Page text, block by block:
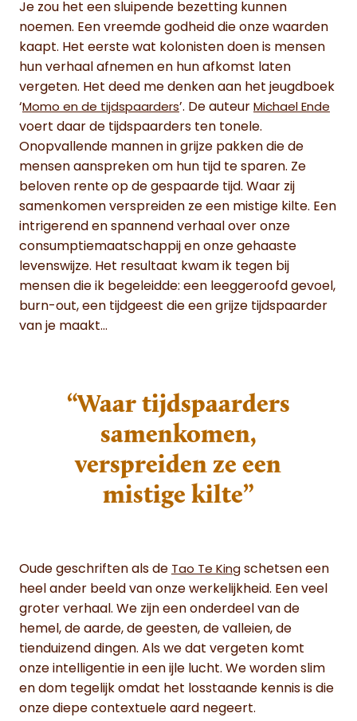
Je zou het een sluipende bezetting kunnen
noemen. Een vreemde godheid die onze waarden
kaapt. Het eerste wat kolonisten doen is mensen
hun verhaal afnemen en hun afkomst laten
vergeten. Het deed me denken aan het jeugdboek
‘ Momo en de tijdspaarders’. De auteur Michael Ende
voert daar de tijdspaarders ten tonele.
Onopvallende mannen in grijze pakken die de
mensen aanspreken om hun tijd te sparen. Ze
beloven rente op de gespaarde tijd. Waar zij
samenkomen verspreiden ze een mistige kilte. Een
intrigerend en spannend verhaal over onze
consumptiemaatschappij en onze gehaaste
levenswijze. Het resultaat kwam ik tegen bij
mensen die ik begeleidde: een leeggeroofd gevoel,
burn-out, een tijdgeest die een grijze tijdspaarder
van je maakt…
“Waar tijdspaarders
samenkomen,
verspreiden ze een
mistige kilte”
Oude geschriften als de Tao Te King schetsen een
heel ander beeld van onze werkelijkheid. Een veel
groter verhaal. We zijn een onderdeel van de
hemel, de aarde, de geesten, de valleien, de
tienduizend dingen. Als we dat vergeten komt
onze intelligentie in een ijle lucht. We worden slim
en dom tegelijk omdat het losstaande kennis is die
onze diepe contextuele aard negeert.